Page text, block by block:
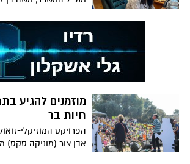
נוסעים הנוחתים
וחוצים את הגבול
הממתינים ביציאה
בהתאם לשעות נחיתת
המצרי. כמו כן הוארך
הנהיגה והשייט. שרת
רציפות תפקודית
אזרחי ישראל, גם בימי
מוזמנים להגיע
חיות בר
הפרויקט המוזיקלי-
אבן צור (מוניקה סקס)
החג ויתקיים הפעם בגן